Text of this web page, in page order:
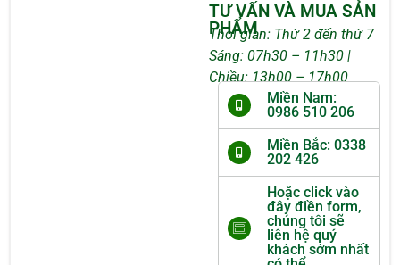
TƯ VẤN VÀ MUA SẢN
PHẨM
Thời gian: Thứ 2 đến thứ 7
Sáng: 07h30 – 11h30 |
Chiều: 13h00 – 17h00
Miền Nam:
0986 510 206
Miền Bắc: 0338
202 426
Hoặc click vào
đây điền form,
chúng tôi sẽ
liên hệ quý
khách sớm nhất